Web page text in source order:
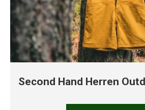
Second Hand Herren